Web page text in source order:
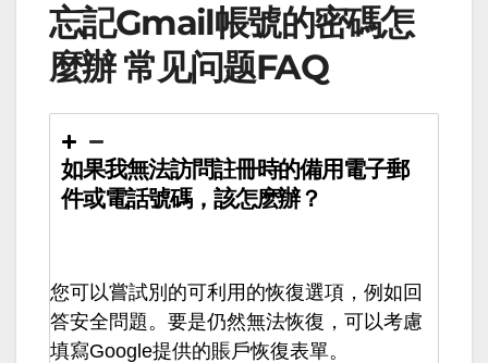
忘記Gmail帳號的密碼怎
麼辦 常见问题FAQ
如果我無法訪問註冊時的備用電子郵
件或電話號碼，該怎麽辦？
您可以嘗試別的可利用的恢復選項，例如回
答安全問題。要是仍然無法恢復，可以考慮
填寫Google提供的賬戶恢復表單。